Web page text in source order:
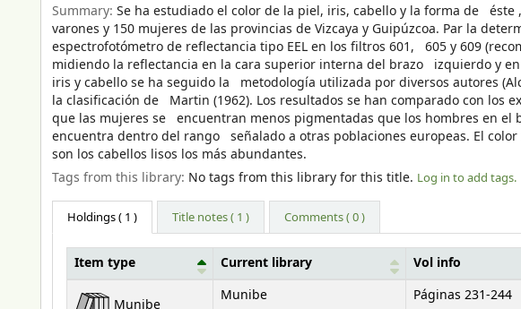
Summary: Se ha estudiado el color de la piel, iris, cabello y la forma de
varones y 150 mujeres de las provincias de Vizcaya y Guipúzcoa. Par la
espectrofotómetro de reflectancia tipo EEL en los filtros 601, 605 y 609
midiendo la reflectancia en la cara superior interna del brazo izquierdo y
iris y cabello se ha seguido la metodología utilizada por diversos autores
la clasificación de Martin (1962). Los resultados se han comparado con los
que las mujeres se encuentran menos pigmentadas que los hombres en
encuentra dentro del rango señalado a otras poblaciones europeas. El
son los cabellos lisos los más abundantes.
Tags from this library: No tags from this library for this title. Log in to add tags.
Holdings( 1 ) Title notes ( 1 ) Comments ( 0 )
Holdings
Item type Current library Vol info
Munibe
Munibe Páginas 231-244